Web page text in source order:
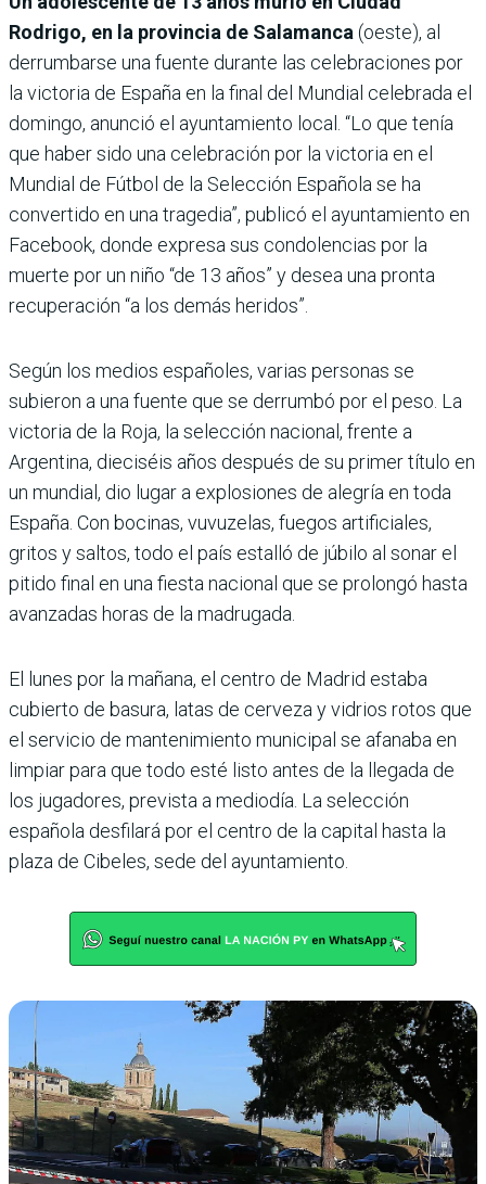
Rodrigo, en la provincia de Salamanca(oeste), al
derrumbarse una fuente durante las celebraciones por
la victoria de España en la final del Mundial celebrada el
domingo, anunció el ayuntamiento local. “Lo que tenía
que haber sido una celebración por la victoria en el
Mundial de Fútbol de la Selección Española se ha
convertido en una tragedia”, publicó el ayuntamiento en
Facebook, donde expresa sus condolencias por la
muerte por un niño “de 13 años” y desea una pronta
recuperación “a los demás heridos”.
Según los medios españoles, varias personas se
subieron a una fuente que se derrumbó por el peso. La
victoria de la Roja, la selección nacional, frente a
Argentina, dieciséis años después de su primer título en
un mundial, dio lugar a explosiones de alegría en toda
España. Con bocinas, vuvuzelas, fuegos artificiales,
gritos y saltos, todo el país estalló de júbilo al sonar el
pitido final en una fiesta nacional que se prolongó hasta
avanzadas horas de la madrugada.
El lunes por la mañana, el centro de Madrid estaba
cubierto de basura, latas de cerveza y vidrios rotos que
el servicio de mantenimiento municipal se afanaba en
limpiar para que todo esté listo antes de la llegada de
los jugadores, prevista a mediodía. La selección
española desfilará por el centro de la capital hasta la
plaza de Cibeles, sede del ayuntamiento.